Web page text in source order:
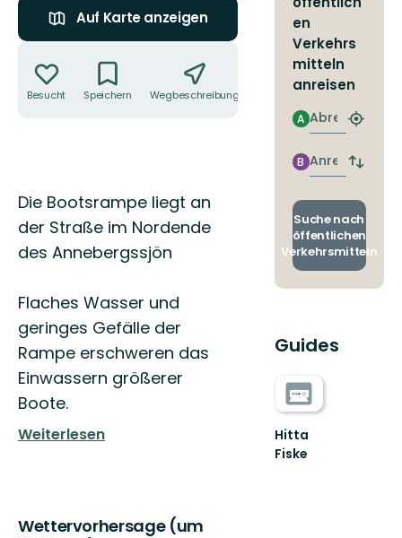
Auf Karte anzeigen
Besucht Speichern Wegbeschreibung
Beschreibung
Die Bootsrampe liegt an
der Straße im Nordende
des Annebergssjön
Flaches Wasser und
geringes Gefälle der
Rampe erschweren das
Einwassern größerer
Boote.
Weiterlesen
Wettervorhersage (um
en
Verkehrs
mitteln
anreisen
Abreise
A
finden
Anreise
B
Suche nach
öffentlichen
Verkehrsmitteln
Guides
Hitta
Fiske